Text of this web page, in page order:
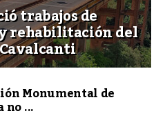
trabajos de
rehabilitación del
Monumental de
no ...